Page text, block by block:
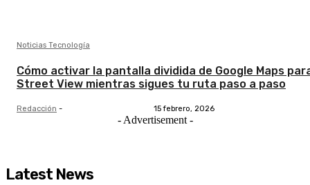
Noticias Tecnología
Cómo activar la pantalla dividida de Google Maps
Street View mientras sigues tu ruta paso a paso
Redacción - 15 febrero, 2026
- Advertisement -
Latest News